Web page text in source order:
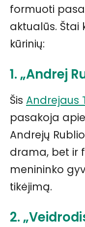
formuoti
aktualūs.
kūrinių:
1. „Andrej
Šis Andrejaus
pasakoja
Andrejų
drama, bet ir
menininko
tikėjimą.
2.